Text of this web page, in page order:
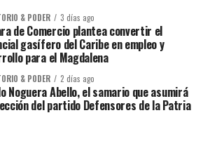
& PODER 3 días ago
de Comercio plantea convertir el
gasífero del Caribe en empleo y
para el Magdalena
& PODER 2 días ago
Noguera Abello, el samario que asumirá
del partido Defensores de la Patria